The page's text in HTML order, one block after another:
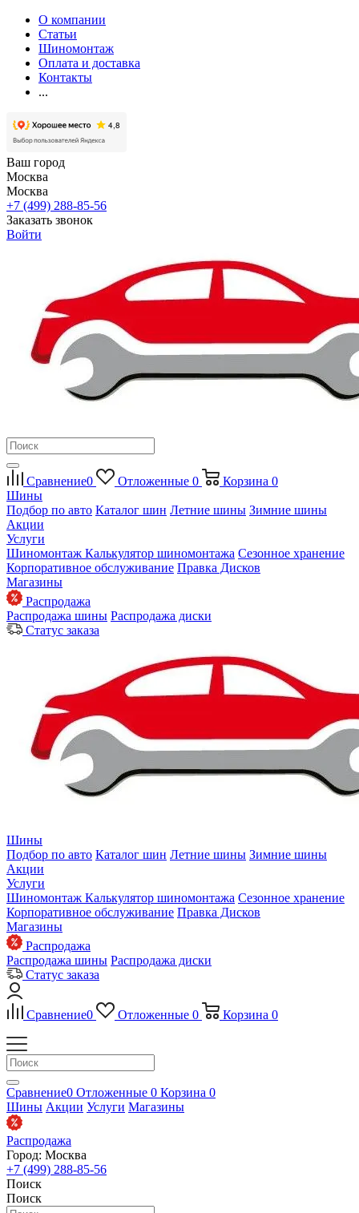
О компании
Статьи
Шиномонтаж
Оплата и доставка
Контакты
...
Ваш город
Москва
Москва
+7 (499) 288-85-56
Заказать звонок
Войти
Сравнение0 Отложенные 0 Корзина 0
Шины
Подбор по авто Каталог шин Летние шины Зимние шины
Акции
Услуги
Шиномонтаж Калькулятор шиномонтажа Сезонное хранение
Корпоративное обслуживание Правка Дисков
Магазины
Распродажа
Распродажа шины Распродажа диски
Статус заказа
Шины
Подбор по авто Каталог шин Летние шины Зимние шины
Акции
Услуги
Шиномонтаж Калькулятор шиномонтажа Сезонное хранение
Корпоративное обслуживание Правка Дисков
Магазины
Распродажа
Распродажа шины Распродажа диски
Статус заказа
Сравнение0 Отложенные 0 Корзина 0
Сравнение0 Отложенные 0 Корзина 0
Шины Акции Услуги Магазины
Распродажа
Город: Москва
+7 (499) 288-85-56
Поиск
Поиск